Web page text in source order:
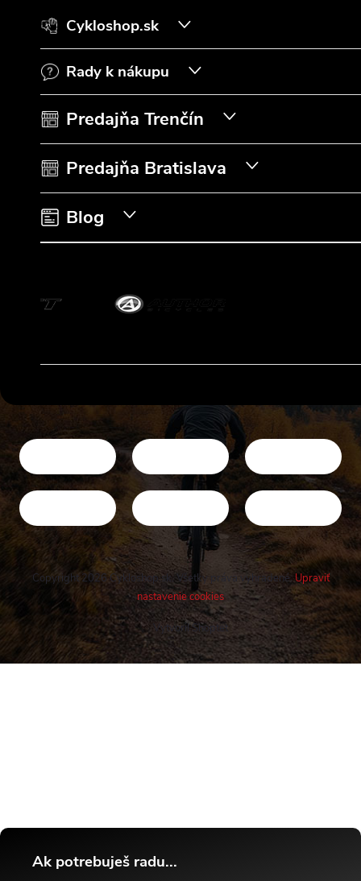
Cykloshop.sk
Rady k nákupu
Predajňa Trenčín
Predajňa Bratislava
Blog
Vytvoril Shoptet
Copyright 2026 Cykloshop.sk. Všetky práva vyhradené.Upraviť
nastavenie cookies
Ak potrebuješ radu...